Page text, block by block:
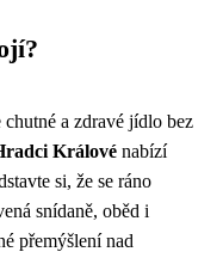
a zdravé jídlo bez
Králové nabízí
si, že se ráno
snídaně, oběd i
přemýšlení nad